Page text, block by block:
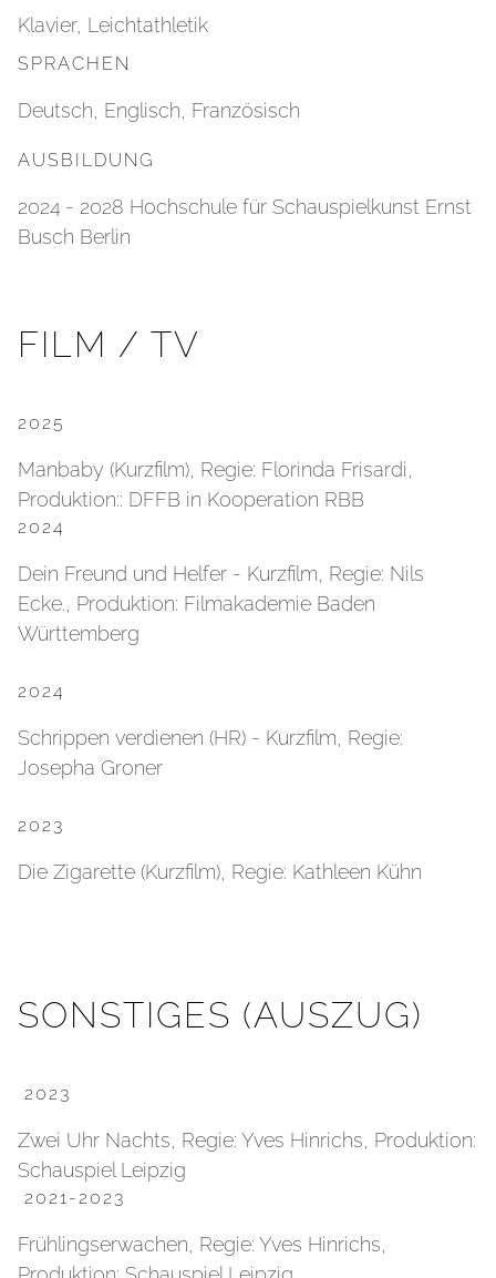
Klavier, Leichtathletik
SPRACHEN
Deutsch, Englisch, Französisch
AUSBILDUNG
2024 - 2028 Hochschule für Schauspielkunst Ernst
Busch Berlin
FILM / TV
2025
Manbaby (Kurzfilm), Regie: Florinda Frisardi,
Produktion:: DFFB in Kooperation RBB
2024
Dein Freund und Helfer - Kurzfilm, Regie: Nils
Ecke., Produktion: Filmakademie Baden
Württemberg
2024
Schrippen verdienen (HR) - Kurzfilm, Regie:
Josepha Groner
2023
Die Zigarette (Kurzfilm), Regie: Kathleen Kühn
SONSTIGES (AUSZUG)
2023
Zwei Uhr Nachts, Regie: Yves Hinrichs, Produktion:
Schauspiel Leipzig
2021-2023
Frühlingserwachen, Regie: Yves Hinrichs,